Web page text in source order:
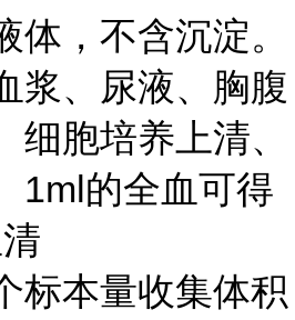
体，不含沉淀。
浆、尿液、胸腹
细胞培养上清、
1ml的全血可得
标本量收集体积